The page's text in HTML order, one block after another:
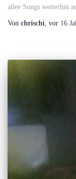
allee Songs weiterhin
Von chrischi, vor 16